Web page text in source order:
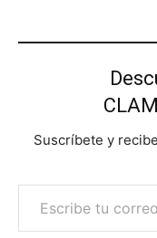
Suscríbete y
Escribe tu correo electrónico…